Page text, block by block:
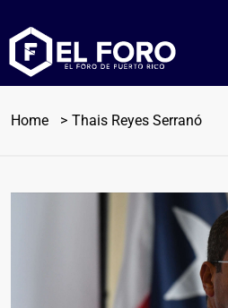
Home Thais Reyes Serranó